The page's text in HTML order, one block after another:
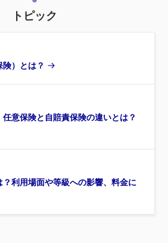
トピック
）とは？
意保険と自賠責保険の違いとは？
？利用場面や等級への影響、料金に